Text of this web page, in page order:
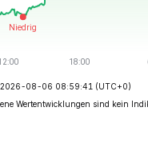
2026-08-06 08:59:41 (UTC+0)
Wertentwicklungen sind kein